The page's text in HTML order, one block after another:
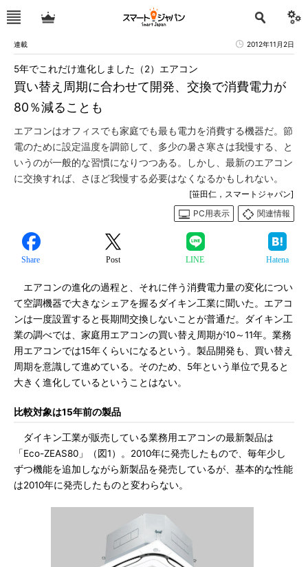
連載 2012年11月2日
買い替え周期に合わせて開発、交換で消費電力が
80％減ることも
5年でこれだけ進化しました（2）エアコン
エアコンはオフィスでも家庭でも最も電力を消費する機器だ。節
電のために設定温度を調節して、多少の暑さ寒さは我慢する、と
いうのが一般的な習慣になりつつある。しかし、最新のエアコン
に交換すれば、さほど我慢する必要はなくなるかもしれない。
[笹田仁，スマートジャパン]
PC用表示
関連情報
Share Post LINE Hatena
エアコンの進化の過程と、それに伴う消費電力量の変化につい
て空調機器で大きなシェアを握るダイキン工業に聞いた。エアコ
ンは一度設置すると長期間交換しないことが普通だ。ダイキン工
業の調べでは、家庭用エアコンの買い替え周期が10～11年。業務
用エアコンでは15年くらいになるという。製品開発も、買い替え
周期を意識して進めている。そのため、5年という単位で見ると
大きく進化しているということはない。
比較対象は15年前の製品
ダイキン工業が販売している業務用エアコンの最新製品は
「Eco-ZEAS80」（図1）。2010年に発売したもので、毎年少し
ずつ機能を追加しながら新製品を発売しているが、基本的な性能
は2010年に発売したものと変わらない。